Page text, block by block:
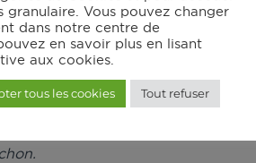
du couteau pour pétrir/concasser,
30 s. Retirez le chocolat obtenu
restant, la vanille et le lait dans le
granulaire. Vous pouvez changer
dans notre centre de
en savoir plus en lisant
aux cookies.
tous les cookies Tout refuser